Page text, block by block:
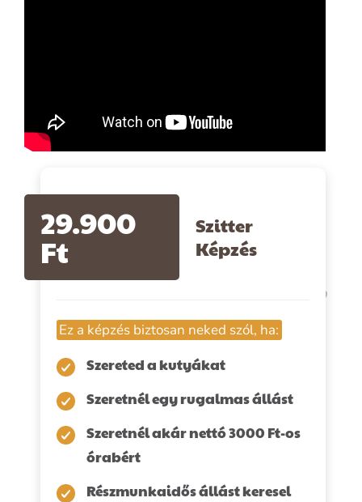
29.900
Ft
Szitter
Képzés
Ez a képzés biztosan neked szól, ha:
Szereted a kutyákat
Szeretnél egy rugalmas állást
Szeretnél akár nettó 3000 Ft-os
órabért
Részmunkaidős állást keresel